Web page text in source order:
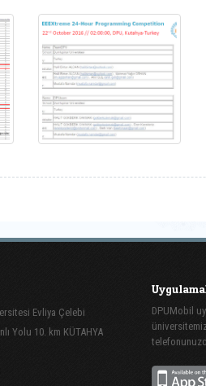
Evliya Çelebi
Yolu 10. km KÜTAHYA
DPUMobil